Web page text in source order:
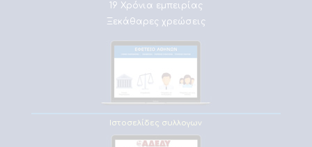
19 Χρόνια εμπειρίας
Ξεκάθαρες χρεώσεις
Ιστοσελίδες συλλογων